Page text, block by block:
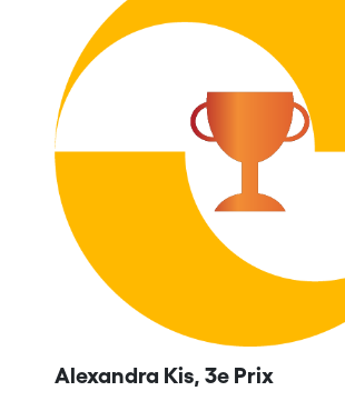
Alexandra Kis, 3e Prix